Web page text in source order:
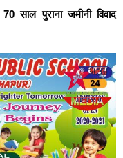
साल पुराना जमीनी विवाद